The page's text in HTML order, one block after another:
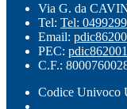
Via G. da
Tel: Tel:
Email:
PEC:
C.F.:
Codice Univoco